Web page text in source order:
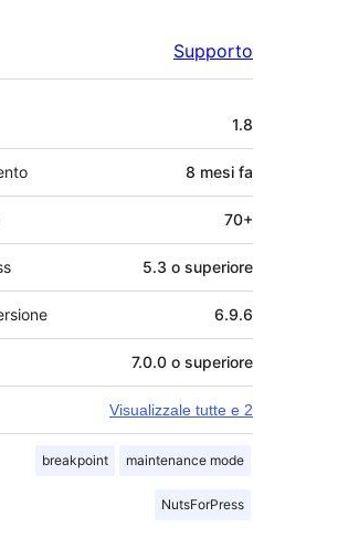
Supporto
1.8
8 mesi fa
70+
5.3 o superiore
6.9.6
7.0.0 o superiore
Visualizzale tutte e 2
breakpoint maintenance mode
NutsForPress